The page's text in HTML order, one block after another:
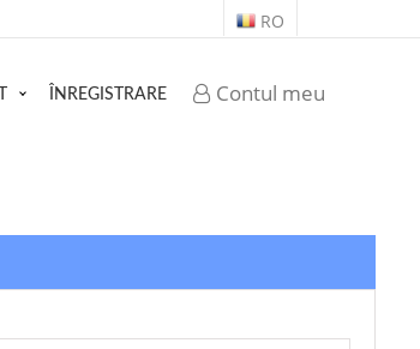
RO
Contul meu
ÎNREGISTRARE